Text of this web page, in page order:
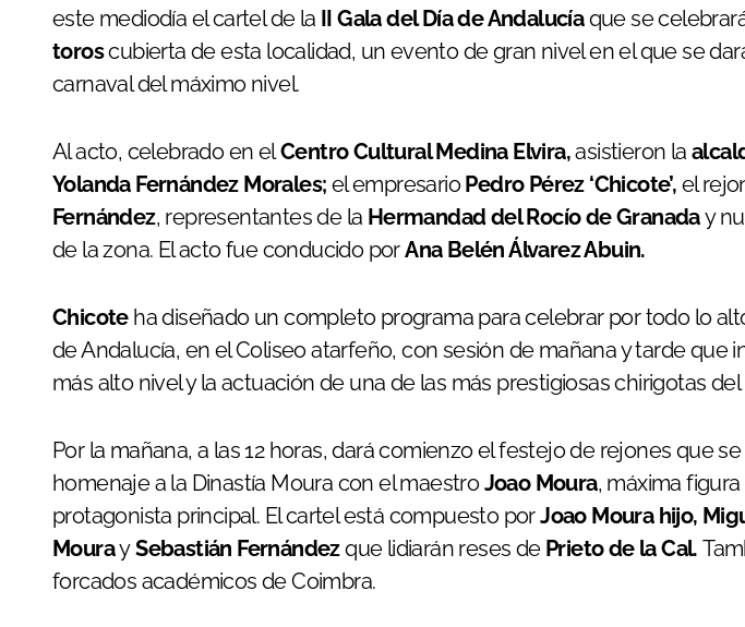
este mediodía el cartel de la II Gala del Día de Andalucíaque se
toroscubierta de esta localidad, un evento de gran nivel en el que se
carnaval del máximo nivel.
Al acto, celebrado en elCentro Cultural Medina Elvira,asistieron la
Yolanda Fernández Morales; el empresarioPedro Pérez ‘Chicote’, el
Fernández, representantes de la Hermandad del Rocío de Granaday
de la zona. El acto fue conducido porAna Belén Álvarez Abuin.
Chicoteha diseñado un completo programa para celebrar por todo lo
de Andalucía, en el Coliseo atarfeño, con sesión de mañana y tarde que
más alto nivel y la actuación de una de las más prestigiosas chirigotas
Por la mañana, a las 12 horas, dará comienzo el festejo de rejones que
homenaje a la Dinastía Moura con el maestroJoao Moura, máxima
protagonista principal. El cartel está compuesto porJoao Moura hijo,
MouraySebastián Fernándezque lidiarán reses de Prieto de la Cal.
forcados académicos de Coimbra.